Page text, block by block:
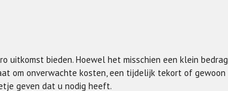
uitkomst bieden. Hoewel het misschien een klein bedrag
om onverwachte kosten, een tijdelijk tekort of gewoon
geven dat u nodig heeft.